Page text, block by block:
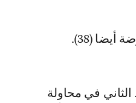
(38).
في محاولة